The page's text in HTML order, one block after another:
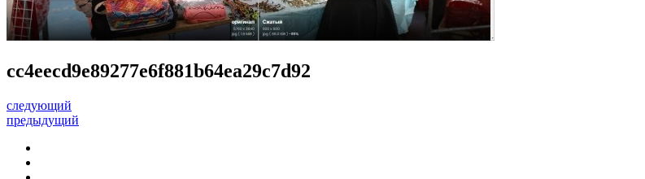
cc4eecd9e89277e6f881b64ea29c7d92
следующий
предыдущий